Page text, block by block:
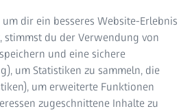
Hub
und
dir ein besseres Website-Erlebnis
stimmst du der Verwendung von
und eine sichere
um Statistiken zu sammeln, die
um erweiterte Funktionen
zugeschnittene Inhalte zu